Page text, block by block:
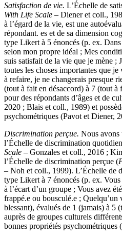
Satisfaction de vie. L’Échelle de
With Life Scale – Diener et coll.,
à l’égard de la vie, est une
répondant. es et de sa dimension
type Likert à 5 énoncés (p. ex.
selon mon propre idéal ; Mes
suis satisfait de la vie que je mène ;
toutes les choses importantes que
à refaire, je ne changerais presque
(tout à fait en désaccord) à 7 (tout
pour des répondants d’âges et de
2020 ; Blais et coll., 1989) et
psychométriques (Pavot et Diener,
Discrimination perçue. Nous avons
l’Échelle de discrimination
Scale – Gonzales et coll., 2016 ;
l’Échelle de discrimination perçue (
– Noh et coll., 1999). L’Échelle de
type Likert à 7 énoncés (p. ex.
à l’écart d’un groupe ; Vous avez
frappé.e ou bousculé.e ; Quelqu’un
blessant), évalués de 1 (jamais) à 5
auprès de groupes culturels
bonnes propriétés psychométriques